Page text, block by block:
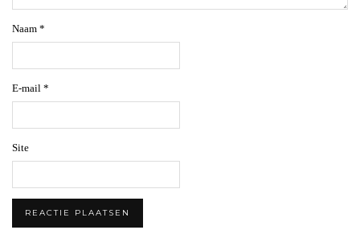
Naam *
E-mail *
Site